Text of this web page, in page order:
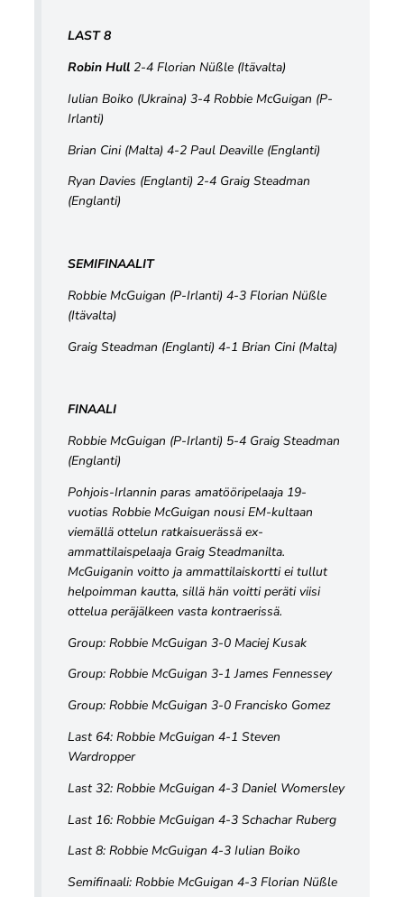
LAST 8
Robin Hull2-4 Florian Nüßle (Itävalta)
Iulian Boiko (Ukraina) 3-4 Robbie McGuigan (P-
Irlanti)
Brian Cini (Malta) 4-2 Paul Deaville (Englanti)
Ryan Davies (Englanti) 2-4 Graig Steadman
(Englanti)
SEMIFINAALIT
Robbie McGuigan (P-Irlanti) 4-3 Florian Nüßle
(Itävalta)
Graig Steadman (Englanti) 4-1 Brian Cini (Malta)
FINAALI
Robbie McGuigan (P-Irlanti) 5-4 Graig Steadman
(Englanti)
Pohjois-Irlannin paras amatööripelaaja 19-
vuotias Robbie McGuigan nousi EM-kultaan
viemällä ottelun ratkaisuerässä ex-
ammattilaispelaaja Graig Steadmanilta.
McGuiganin voitto ja ammattilaiskortti ei tullut
helpoimman kautta, sillä hän voitti peräti viisi
ottelua peräjälkeen vasta kontraerissä.
Group: Robbie McGuigan 3-0 Maciej Kusak
Group: Robbie McGuigan 3-1 James Fennessey
Group: Robbie McGuigan 3-0 Francisko Gomez
Last 64: Robbie McGuigan 4-1 Steven
Wardropper
Last 32: Robbie McGuigan 4-3 Daniel Womersley
Last 16: Robbie McGuigan 4-3 Schachar Ruberg
Last 8: Robbie McGuigan 4-3 Iulian Boiko
Semifinaali: Robbie McGuigan 4-3 Florian Nüßle